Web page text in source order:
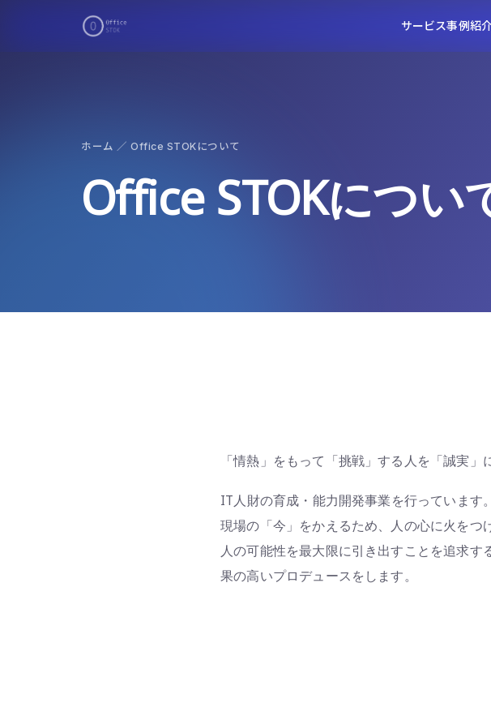
サービス事例紹
ホーム ／ Office STOKについて
Office STOKについ
「情熱」をもって「挑戦」する人を「誠実」
IT人財の育成・能力開発事業を行っています。
現場の「今」をかえるため、人の心に火をつ
人の可能性を最大限に引き出すことを追求
果の高いプロデュースをします。